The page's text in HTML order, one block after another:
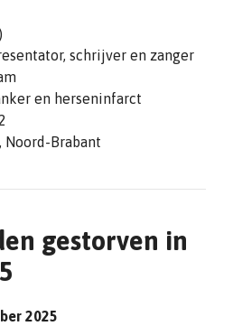
schrijver en zanger
en herseninfarct
Noord-Brabant
gestorven in
2025